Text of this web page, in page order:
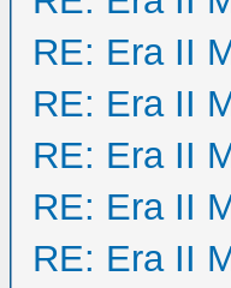
RE: Era II
RE: Era II
RE: Era II
RE: Era II
RE: Era II